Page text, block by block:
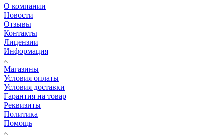
О компании
Новости
Отзывы
Контакты
Лицензии
Информация
Магазины
Условия оплаты
Условия доставки
Гарантия на товар
Реквизиты
Политика
Помощь